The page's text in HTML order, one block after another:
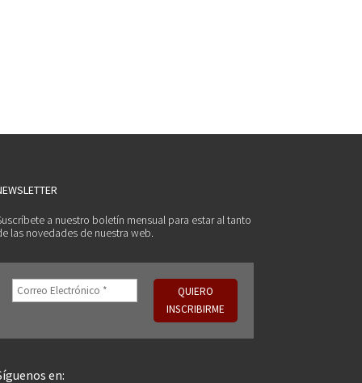
a nuestro boletín mensual para estar al tanto
las novedades de nuestra web.
en: